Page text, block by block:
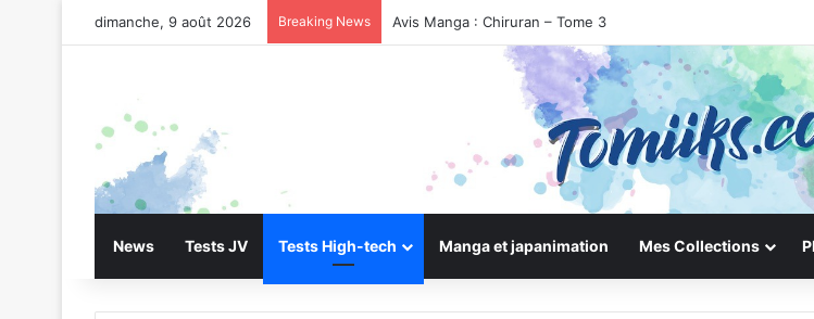
dimanche, 9 août 2026 Breaking News Avis Manga : Chiruran – Tome 3
News Tests JV Tests High-tech Manga et japanimation Mes Collections